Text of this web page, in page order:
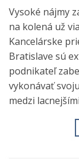
Vysoké nájmy
na kolená už
Kancelárske
Bratislave sú
podnikateľ
vykonávať
medzi